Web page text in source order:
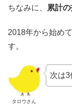
ちなみに、 累計
2018年から始め
す。
タロウさん
次は3